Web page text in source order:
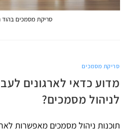
סריקת מסמכים בהוד
סריקת מסמכים
מדוע כדאי לארגונים
לניהול מסמכים?
תוכנות ניהול מסמכים מאפשרות